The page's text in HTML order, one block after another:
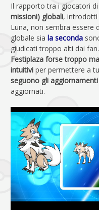
Il rapporto tra i giocatori
missioni) globali, introdotti
Luna, non sembra essere
globale sia la seconda
giudicati troppo alti dai
Festiplaza forse troppo
intuitivi per permettere a
seguono gli
aggiornati.